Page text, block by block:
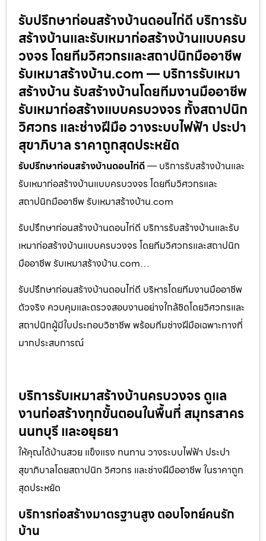
รับปรึกษาก่อนสร้างบ้านดอนไก่ดี บริการรับ
สร้างบ้านและรับเหมาก่อสร้างบ้านแบบครบ
วงจร โดยทีมวิศวกรและสถาปนิกมืออาชีพ
รับเหมาสร้างบ้าน.com — บริการรับเหมา
สร้างบ้าน รับสร้างบ้านโดยทีมงานมืออาชีพ
รับเหมาก่อสร้างแบบครบวงจร ทั้งสถาปนิก
วิศวกร และช่างฝีมือ วางระบบไฟฟ้า ประปา
สุขาภิบาล ราคาถูกสุดประหยัด
รับปรึกษาก่อนสร้างบ้านดอนไก่ดี— บริการรับสร้างบ้านและ
รับเหมาก่อสร้างบ้านแบบครบวงจร โดยทีมวิศวกรและ
สถาปนิกมืออาชีพ รับเหมาสร้างบ้าน.com
รับปรึกษาก่อนสร้างบ้านดอนไก่ดี บริการรับสร้างบ้านและรับ
เหมาก่อสร้างบ้านแบบครบวงจร โดยทีมวิศวกรและสถาปนิก
มืออาชีพ รับเหมาสร้างบ้าน.com…
รับปรึกษาก่อนสร้างบ้านดอนไก่ดี บริหารโดยทีมงานมืออาชีพ
ตัวจริง ควบคุมและตรวจสอบงานอย่างใกล้ชิดโดยวิศวกรและ
สถาปนิกผู้มีใบประกอบวิชาชีพ พร้อมทีมช่างฝีมือเฉพาะทางที่
มากประสบการณ์
บริการรับเหมาสร้างบ้านครบวงจร ดูแล
งานก่อสร้างทุกขั้นตอนในพื้นที่ สมุทรสาคร
นนทบุรี และอยุธยา
ให้คุณได้บ้านสวย แข็งแรง ทนทาน วางระบบไฟฟ้า ประปา
สุขาภิบาลโดยสถาปนิก วิศวกร และช่างฝีมืออาชีพ ในราคาถูก
สุดประหยัด
บริการก่อสร้างมาตรฐานสูง ตอบโจทย์คนรัก
บ้าน